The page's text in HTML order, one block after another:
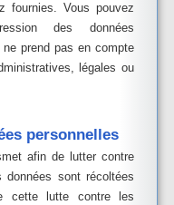
fournies. Vous pouvez
des données
prend pas en compte
légales ou
personnelles
afin de lutter contre
données sont récoltées
cette lutte contre les